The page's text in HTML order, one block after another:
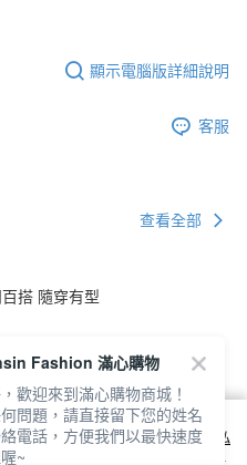
顯示電腦版詳細說明
客服
查看全部
搭 隨穿有型
用 cookie 方式之詳情，及若您不希
的 cookie 設定，請參閱本網站「
隱私
站即表示您同意本公司得按本網站使
Fashion 滿心購物
歡迎來到滿心購物商城！
問題，請直接留下您的姓名
電話，方便我們以最快速度
~